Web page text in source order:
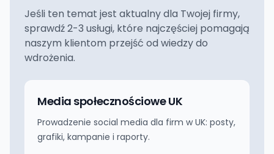
Jeśli ten temat jest aktualny dla Twojej firmy,
sprawdź 2-3 usługi, które najczęściej pomagają
naszym klientom przejść od wiedzy do
wdrożenia.
Media społecznościowe UK
Prowadzenie social media dla firm w UK: posty,
grafiki, kampanie i raporty.